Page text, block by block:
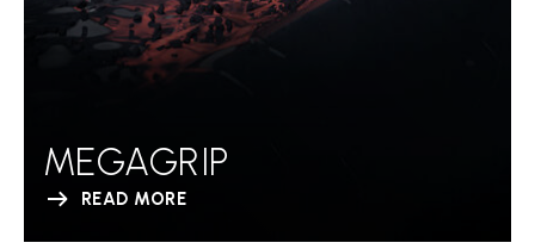
MEGAGRIP
READ MORE